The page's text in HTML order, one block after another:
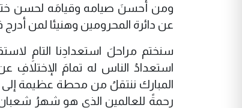
ومن أحسنَ صيامه وقيامَه لحسن
عن دائرة المحرومين وهنيئا لمن
سنختم مراحلَ استعدادِنا التامِ
استعدادُ الناس له تمامَ
المبارك ننتقلُ من محطة عظيمة
رحمةً للعالمين الذي هو شهرُ